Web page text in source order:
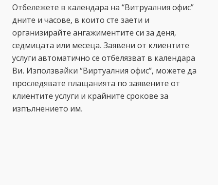
Отбележете в календара на “Витруалния офис”
дните и часове, в които сте заети и
организирайте ангажиментите си за деня,
седмицата или месеца. Заявени от клиентите
услуги автоматично се отбелязват в календара
Ви. Използвайки “Виртуалния офис”, можете да
проследявате плащанията по заявените от
клиентите услуги и крайните срокове за
изпълнението им.